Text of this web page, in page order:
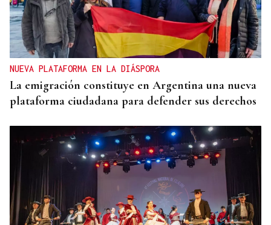
NUEVA PLATAFORMA EN LA DIÁSPORA
La emigración constituye en Argentina una nueva
plataforma ciudadana para defender sus derechos